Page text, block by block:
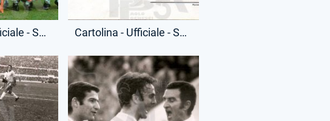
Cartolina - Ufficiale - Squadra Schierata - (Fronte) Cartolina - Ufficiale - Squadra Schierata - (Retro)